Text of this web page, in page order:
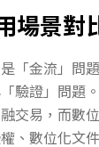
場景對
「金流」問
驗證」問題
交易，而數
、數位化文